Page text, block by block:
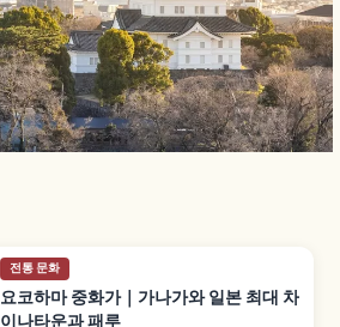
전통 문화
요코하마 중화가｜가나가와 일본 최대 차
이나타운과 패루